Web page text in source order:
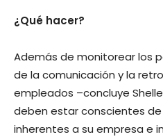
¿Qué hacer?
Además de monitorear los
de la comunicación y la
empleados –concluye
deben estar conscientes
inherentes a su empresa e